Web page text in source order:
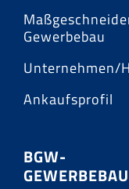
Gewerbebau
Unternehmen/
Ankaufsprofil
BGW-
GEWERBEBAU